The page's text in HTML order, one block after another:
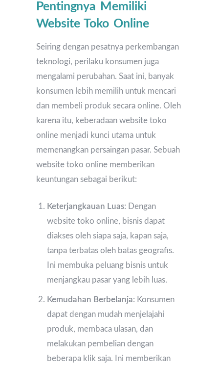
Pentingnya Memiliki
Website Toko Online
Seiring dengan pesatnya perkembangan
teknologi, perilaku konsumen juga
mengalami perubahan. Saat ini, banyak
konsumen lebih memilih untuk mencari
dan membeli produk secara online. Oleh
karena itu, keberadaan website toko
online menjadi kunci utama untuk
memenangkan persaingan pasar. Sebuah
website toko online memberikan
keuntungan sebagai berikut:
Keterjangkauan Luas: Dengan
website toko online, bisnis dapat
diakses oleh siapa saja, kapan saja,
tanpa terbatas oleh batas geografis.
Ini membuka peluang bisnis untuk
menjangkau pasar yang lebih luas.
Kemudahan Berbelanja: Konsumen
dapat dengan mudah menjelajahi
produk, membaca ulasan, dan
melakukan pembelian dengan
beberapa klik saja. Ini memberikan